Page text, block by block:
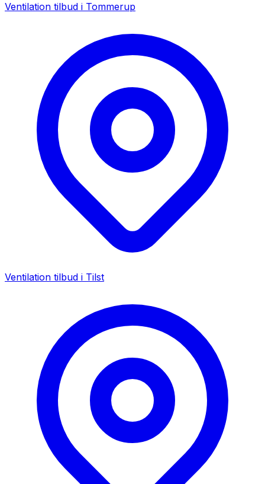
Ventilation tilbud i Tommerup
Ventilation tilbud i Tilst